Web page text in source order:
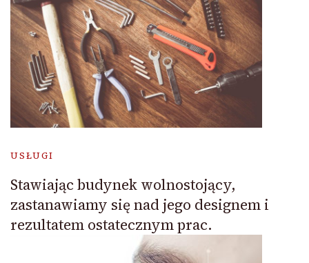
USŁUGI
Stawiając budynek wolnostojący,
zastanawiamy się nad jego designem i
rezultatem ostatecznym prac.